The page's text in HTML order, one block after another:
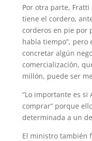
Por otra parte,
tiene el cordero,
corderos en pie por
había tiempo”, pero
concretar algún
comercialización,
millón, puede ser
“Lo importante es si
comprar” porque
determinada a un
El ministro también